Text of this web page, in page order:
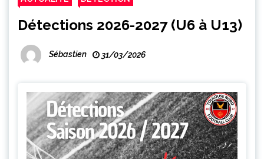
Détections 2026-2027 (U6 à U13)
Sébastien 31/03/2026